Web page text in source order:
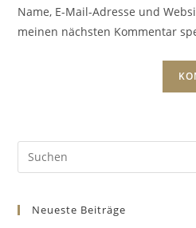
Name, E-Mail-Adresse und
meinen nächsten Kommentar
Neueste Beiträge